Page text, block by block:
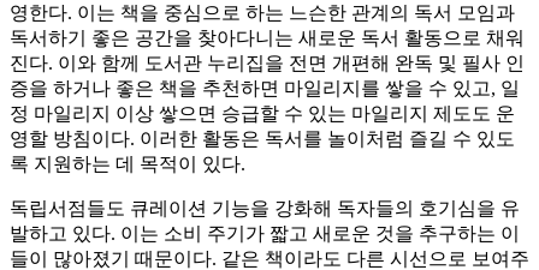
영한다. 이는 책을 중심으로 하는 느슨한 관계의 독서 모임과
독서하기 좋은 공간을 찾아다니는 새로운 독서 활동으로 채워
진다. 이와 함께 도서관 누리집을 전면 개편해 완독 및 필사 인
증을 하거나 좋은 책을 추천하면 마일리지를 쌓을 수 있고, 일
정 마일리지 이상 쌓으면 승급할 수 있는 마일리지 제도도 운
영할 방침이다. 이러한 활동은 독서를 놀이처럼 즐길 수 있도
록 지원하는 데 목적이 있다.
독립서점들도 큐레이션 기능을 강화해 독자들의 호기심을 유
발하고 있다. 이는 소비 주기가 짧고 새로운 것을 추구하는 이
들이 많아졌기 때문이다. 같은 책이라도 다른 시선으로 보여주